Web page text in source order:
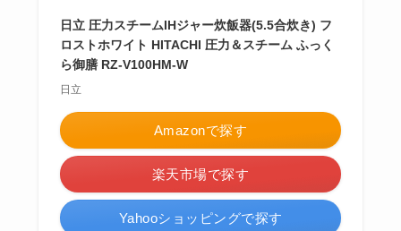
日立 圧力スチームIHジャー炊飯器(5.5合炊き) フ
ロストホワイト HITACHI 圧力＆スチーム ふっく
ら御膳 RZ-V100HM-W
日立
Amazonで探す
楽天市場で探す
Yahooショッピングで探す